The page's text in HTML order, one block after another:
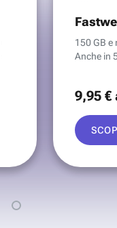
150 GB e
Anche in
9,95 €